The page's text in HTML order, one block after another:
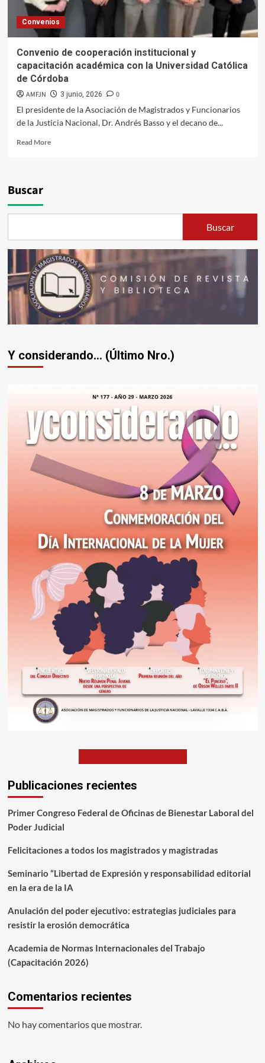
Convenios
Convenio de cooperación institucional y
capacitación académica con la Universidad Católica
de Córdoba
AMFJN 3 junio, 2026
0
El presidente de la Asociación de Magistrados y Funcionarios
de la Justicia Nacional, Dr. Andrés Basso y el decano de...
Read MoreRead
académica
con
la
Universidad
Católica
de
Córdoba
Buscar
Buscar
Y considerando... (Último Nro.)
Publicaciones recientes
Primer Congreso Federal de Oficinas de Bienestar Laboral del
Poder Judicial
Felicitaciones a todos los magistrados y magistradas
Seminario “Libertad de Expresión y responsabilidad editorial
en la era de la IA
Anulación del poder ejecutivo: estrategias judiciales para
resistir la erosión democrática
Academia de Normas Internacionales del Trabajo
(Capacitación 2026)
Comentarios recientes
No hay comentarios que mostrar.